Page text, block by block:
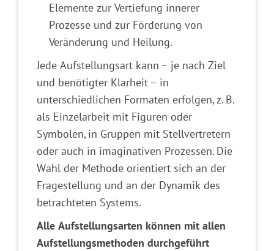
Elemente zur Vertiefung innerer
Prozesse und zur Förderung von
Veränderung und Heilung.
Jede Aufstellungsart kann – je nach Ziel
und benötigter Klarheit – in
unterschiedlichen Formaten erfolgen, z. B.
als Einzelarbeit mit Figuren oder
Symbolen, in Gruppen mit Stellvertretern
oder auch in imaginativen Prozessen. Die
Wahl der Methode orientiert sich an der
Fragestellung und an der Dynamik des
betrachteten Systems.
Alle Aufstellungsarten können mit allen
Aufstellungsmethoden durchgeführt